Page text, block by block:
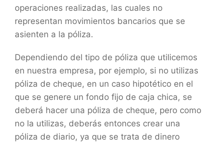
operaciones realizadas, las cuales no
representan movimientos bancarios que se
asienten a la póliza.
Dependiendo del tipo de póliza que utilicemos
en nuestra empresa, por ejemplo, si no utilizas
póliza de cheque, en un caso hipotético en el
que se genere un fondo fijo de caja chica, se
deberá hacer una póliza de cheque, pero como
no la utilizas, deberás entonces crear una
póliza de diario, ya que se trata de dinero